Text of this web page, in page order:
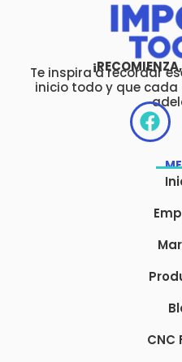
Te inspira a recordar
inicio todo y que
F
a
c
e
o
k
CNC